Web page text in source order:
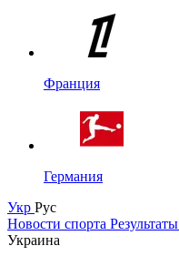
Франция
Германия
Укр Рус
Новости спорта Результаты
Украина